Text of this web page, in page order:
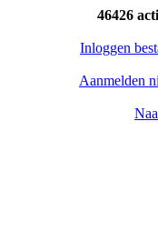
46426
Inloggen
Aanmelden